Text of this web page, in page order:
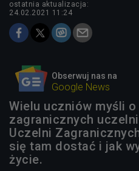
ostatnia aktualizacja:
24.02.2021 11:24
Obserwuj nas na
Google News
Wielu uczniów myśli
zagranicznych
Uczelni
się tam dostać i jak
życie.